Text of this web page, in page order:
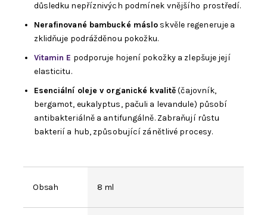
důsledku nepříznivých podmínek vnějšího prostředí.
Nerafinované bambucké máslo skvěle regeneruje a
zklidňuje podrážděnou pokožku.
Vitamin E podporuje hojení pokožky a zlepšuje její
elasticitu.
Esenciální oleje v organické kvalitě(čajovník,
bergamot, eukalyptus, pačuli a levandule) působí
antibakteriálně a antifungálně. Zabraňují růstu
bakterií a hub, způsobující zánětlivé procesy.
Obsah 8 ml